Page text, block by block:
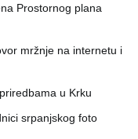
Prostornog plana
mržnje na internetu i
u Krku
srpanjskog foto